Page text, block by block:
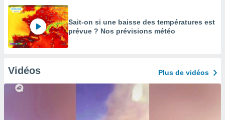
Sait-on si une baisse des températures est
prévue ? Nos prévisions météo
Vidéos Plus de vidéos